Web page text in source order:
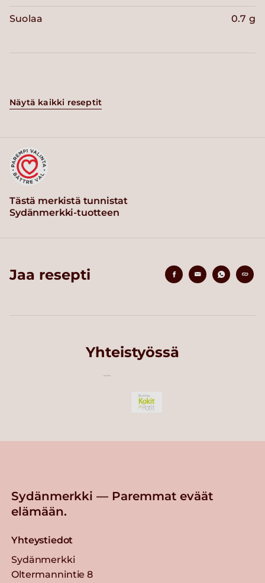
Suolaa 0.7 g
Näytä kaikki reseptit
Tästä merkistä tunnistat
Sydänmerkki-tuotteen
Jaa resepti
Yhteistyössä
Sydänmerkki — Paremmat eväät
elämään.
Yhteystiedot
Sydänmerkki
Oltermannintie 8